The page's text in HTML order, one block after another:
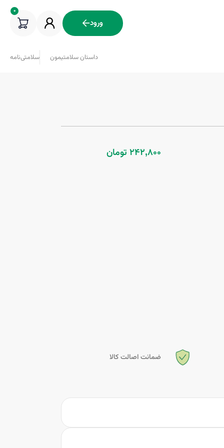
ورود
0
داستان سلامتیمون سلامتی‌نامه
242,800 تومان
ضمانت اصالت کالا